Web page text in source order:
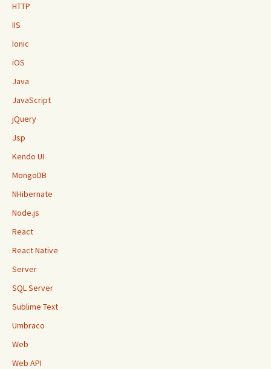
HTTP
IIS
Ionic
iOS
Java
JavaScript
jQuery
Jsp
Kendo UI
MongoDB
NHibernate
Node.js
React
React Native
Server
SQL Server
Sublime Text
Umbraco
Web
Web API